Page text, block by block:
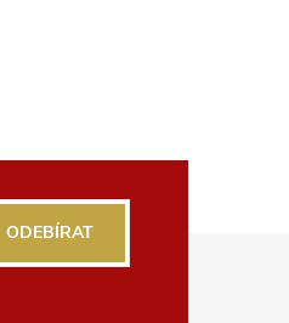
ODEBÍRAT